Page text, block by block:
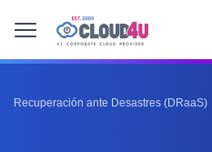
Recuperación ante Desastres (DRaaS)